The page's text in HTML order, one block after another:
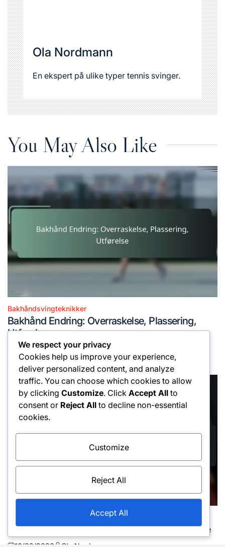
Ola Nordmann
En ekspert på ulike typer tennis svinger.
You May Also Like
Posted
in
Bakhåndsvingteknikker
Bakhånd Endring: Overraskelse, Plassering,
Utførelse
Posted
16/02/2026
Posted
Ola Nordmann
Bakhånd Høy Ball: Justering, Timing, Utførelse
We respect your privacy
Cookies help us improve your experience,
deliver personalized content, and analyze
traffic. You can choose which cookies to allow
by clicking Customize. Click Accept All to
consent or Reject All to decline non-essential
cookies.
Customize
Reject All
Accept All